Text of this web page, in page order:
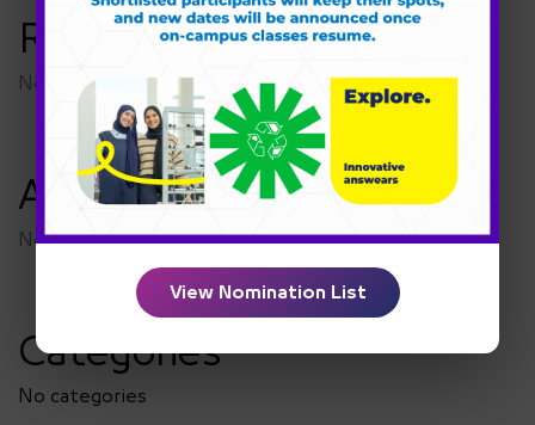
Recent Comments
No comments to show.
Archives
No archives to show.
Categories
No categories
View Nomination List